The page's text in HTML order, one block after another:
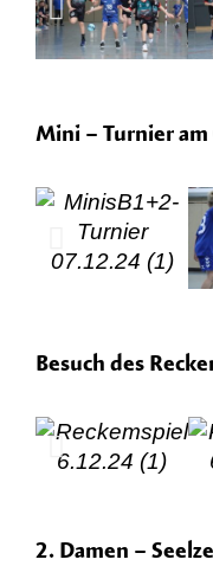
Mini – Turnier
Besuch des
2. Damen –